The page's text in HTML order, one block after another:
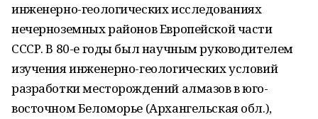
инженерно-геологических исследованиях
нечерноземных районов Европейской части
СССР. В 80-е годы был научным руководителем
изучения инженерно-геологических условий
разработки месторождений алмазов в юго-
восточном Беломорье (Архангельская обл.),